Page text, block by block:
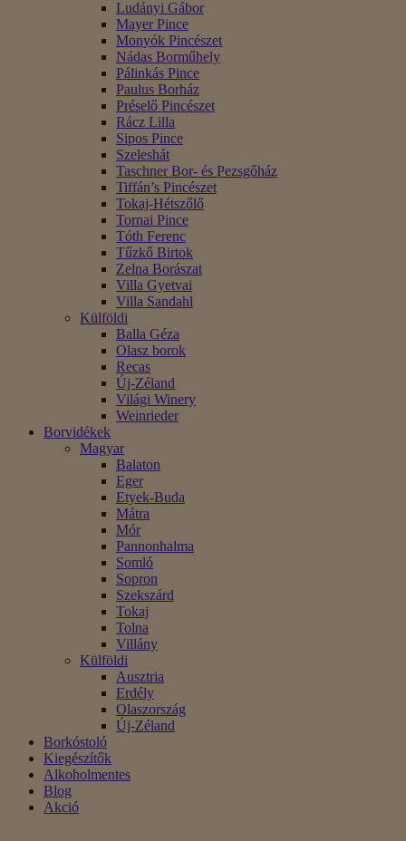
Ludányi Gábor
Mayer Pince
Monyók Pincészet
Nádas Borműhely
Pálinkás Pince
Paulus Borház
Préselő Pincészet
Rácz Lilla
Sipos Pince
Szeleshát
Taschner Bor- és Pezsgőház
Tiffán’s Pincészet
Tokaj-Hétszőlő
Tornai Pince
Tóth Ferenc
Tűzkő Birtok
Zelna Borászat
Villa Gyetvai
Villa Sandahl
Külföldi
Balla Géza
Olasz borok
Recas
Új-Zéland
Világi Winery
Weinrieder
Borvidékek
Magyar
Balaton
Eger
Etyek-Buda
Mátra
Mór
Pannonhalma
Somló
Sopron
Szekszárd
Tokaj
Tolna
Villány
Külföldi
Ausztria
Erdély
Olaszország
Új-Zéland
Borkóstoló
Kiegészítők
Alkoholmentes
Blog
Akció